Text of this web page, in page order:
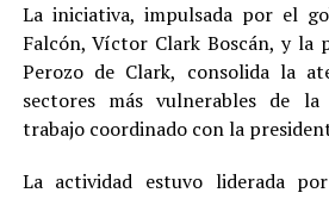
La iniciativa, impulsada por el
Falcón, Víctor Clark Boscán, y la
Perozo de Clark, consolida la
sectores más vulnerables de
trabajo coordinado con la
La actividad estuvo liderada